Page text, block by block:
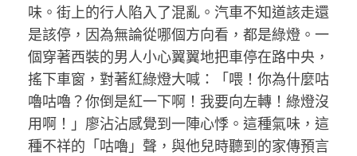
味。街上的行人陷入了混亂。汽車不知道該走還
是該停，因為無論從哪個方向看，都是綠燈。一
個穿著西裝的男人小心翼翼地把車停在路中央，
搖下車窗，對著紅綠燈大喊：「喂！你為什麼咕
嚕咕嚕？你倒是紅一下啊！我要向左轉！綠燈沒
用啊！」廖沾沾感覺到一陣心悸。這種氣味，這
種不祥的「咕嚕」聲，與他兒時聽到的家傳預言